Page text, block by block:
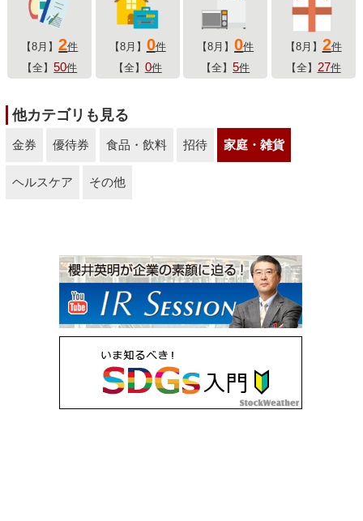
【8月】2件
【全】50件
【8月】 0件
【全】 0件
【8月】0件
【全】5件
【8月】 2件
【全】 27件
他カテゴリも見る
金券 優待券 食品・飲料 招待 家庭・雑貨
ヘルスケア その他